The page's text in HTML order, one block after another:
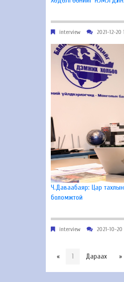
interview 2021-12-20
Ч.Даваабаяр: Цар
боломжтой
interview 2021-10-20
« 1 Дараах »